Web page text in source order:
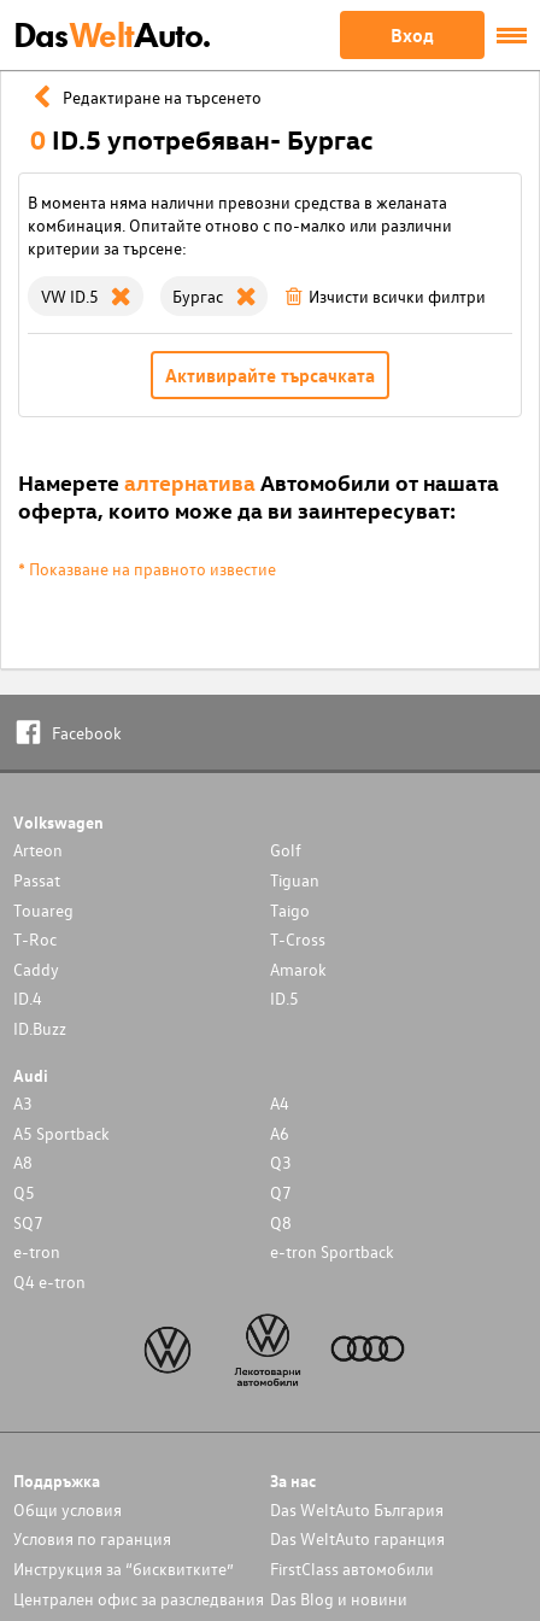
DasWeltAuto. Вход
Редактиране на търсенето
0 ID.5 употребяван- Бургас
В момента няма налични превозни средства в желаната
комбинация. Опитайте отново с по-малко или различни
критерии за търсене:
VW ID.5 Бургас Изчисти всички филтри
Активирайте търсачката
Намерете алтернативаАвтомобили от нашата
оферта, които може да ви заинтересуват:
* Показване на правното известие
Facebook
Volkswagen
Arteon
Golf
Passat
Tiguan
Touareg
Taigo
T-Roc
T-Cross
Caddy
Amarok
ID.4
ID.5
ID.Buzz
Audi
A3
A4
A5 Sportback
A6
A8
Q3
Q5
Q7
SQ7
Q8
e-tron
e-tron Sportback
Q4 e-tron
Поддръжка
Общи условия
Условия по гаранция
Инструкция за “бисквитките”
Централен офис за разследвания
За нас
Das WeltAuto България
Das WeltAuto гаранция
FirstClass автомобили
Das Blog и новини